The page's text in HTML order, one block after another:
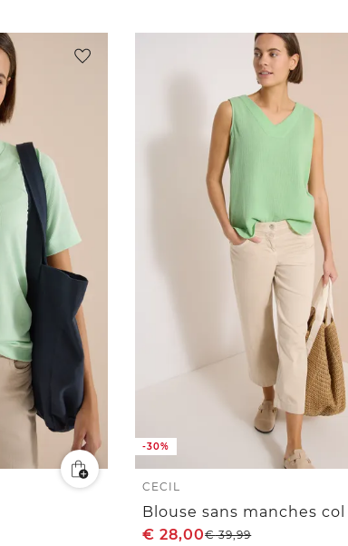
-30%
CECIL
€ 28,00€39,99